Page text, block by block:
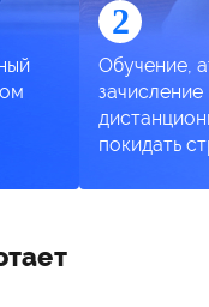
2
Обучение,
покидать